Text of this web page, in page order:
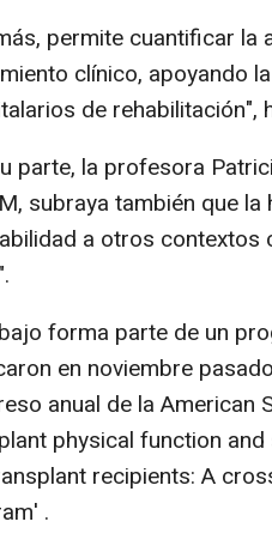
permite cuantificar la
clínico, apoyando
de rehabilitación",
parte, la profesora
subraya también que
a otros contextos
forma parte de un
en noviembre
anual de la American
physical function
recipients: A
.